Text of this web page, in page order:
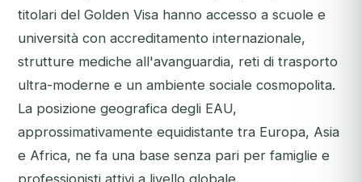
titolari del Golden Visa hanno accesso a scuole e
università con accreditamento internazionale,
strutture mediche all'avanguardia, reti di trasporto
ultra-moderne e un ambiente sociale cosmopolita.
La posizione geografica degli EAU,
approssimativamente equidistante tra Europa, Asia
e Africa, ne fa una base senza pari per famiglie e
professionisti attivi a livello globale.